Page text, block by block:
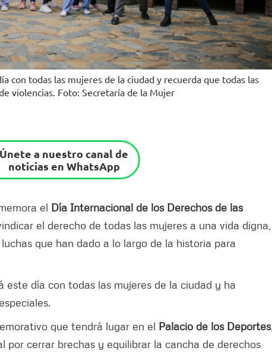
con todas las mujeres de la ciudad y recuerda que todas las
violencias. Foto: Secretaría de la Mujer
Únete a nuestro canal de
noticias en WhatsApp
el Día Internacional de los Derechos de las
el derecho de todas las mujeres a una vida digna,
que han dado a lo largo de la historia para
este día con todas las mujeres de la ciudad y ha
que tendrá lugar en el Palacio de los Deportes,
por cerrar brechas y equilibrar la cancha de derechos